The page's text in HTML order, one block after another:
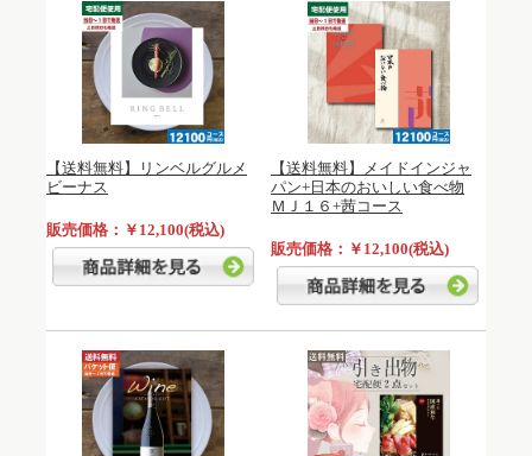
【送料無料】リンベルグルメ
ビーナス
販売価格：￥12,100(税込)
【送料無料】メイドインジャ
パン+日本のおいしい食べ物
ＭＪ１６+茜コース
販売価格：￥12,100(税込)